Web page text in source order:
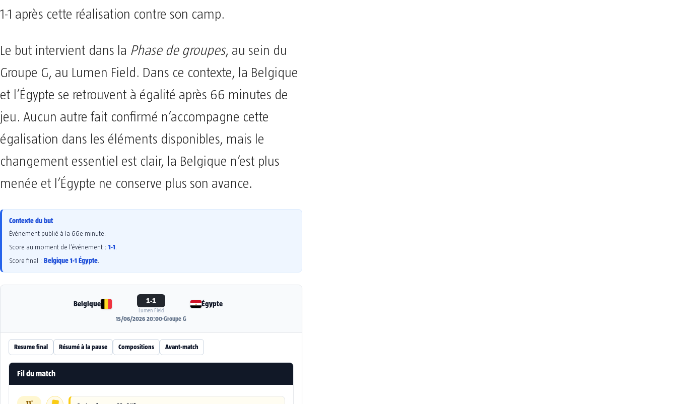
1-1 après cette réalisation contre son camp.
Le but intervient dans la Phase de groupes, au sein du
Groupe G, au Lumen Field. Dans ce contexte, la Belgique
et l’Égypte se retrouvent à égalité après 66 minutes de
jeu. Aucun autre fait confirmé n’accompagne cette
égalisation dans les éléments disponibles, mais le
changement essentiel est clair, la Belgique n’est plus
menée et l’Égypte ne conserve plus son avance.
Contexte du but
Événement publié à la 66e minute.
Score au moment de l’événement : 1-1.
Score final : Belgique 1-1 Égypte.
Belgique 1-1
Lumen Field
Égypte
15/06/2026 20:00·Groupe G
Resume final Résumé à la pause Compositions Avant-match
Fil du match